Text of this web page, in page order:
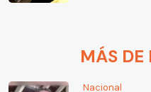
MÁS
Nacional